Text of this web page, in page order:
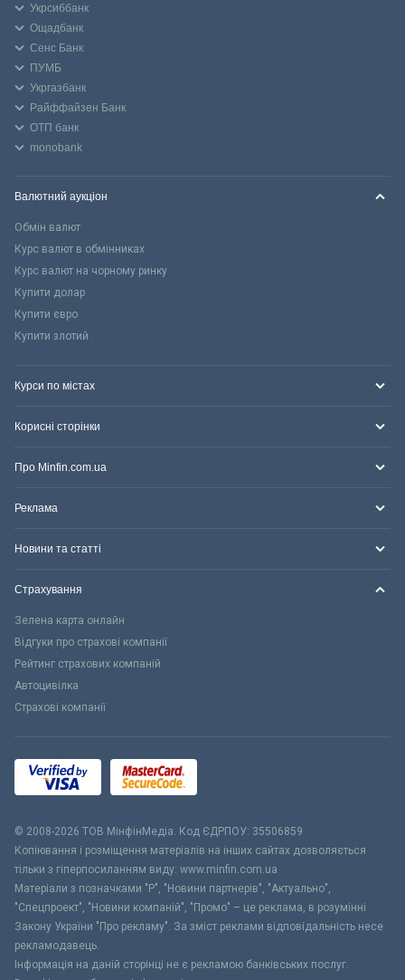
Укрсиббанк
Ощадбанк
Сенс Банк
ПУМБ
Укргазбанк
Райффайзен Банк
ОТП банк
monobank
Валютний аукціон
Обмін валют
Курс валют в обмінниках
Курс валют на чорному ринку
Купити долар
Купити євро
Купити злотий
Курси по містах
Корисні сторінки
Про Minfin.com.ua
Реклама
Новини та статті
Страхування
Зелена карта онлайн
Відгуки про страхові компанії
Рейтинг страхових компаній
Автоцивілка
Страхові компанії
© 2008-2026 ТОВ МiнфiнМедiа. Код ЄДРПОУ: 35506859
Копіювання і розміщення матеріалів на інших сайтах дозволяється
тільки з гіперпосиланням виду: www.minfin.com.ua
Матеріали з позначками "Р", "Новини партнерів", "Актуально",
"Спецпроект", "Новини компаній", "Промо" – це реклама, в розумінні
Закону України "Про рекламу". За зміст реклами відповідальність несе
рекламодавець.
Інформація на даній сторінці не є рекламою банківських послуг.